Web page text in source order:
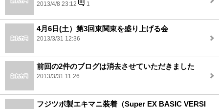
2013/4/8 23:12 1
4月6日(土）第3回東関東を盛り上げる会
2013/3/31 12:36
前回の2件のブログは消去させていただきました
2013/3/31 11:26
フジツボ製エキマニ装着（Super EX BASIC VERSI